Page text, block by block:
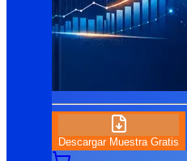
Descargar Muestra Gratis